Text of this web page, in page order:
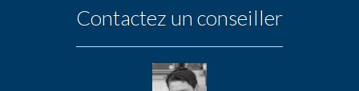
Contactez un conseiller